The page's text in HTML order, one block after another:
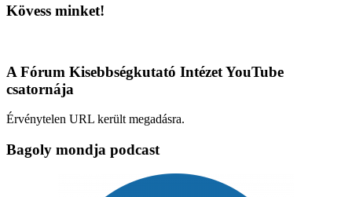
Kövess minket!
A Fórum Kisebbségkutató Intézet YouTube
csatornája
Érvénytelen URL került megadásra.
Bagoly mondja podcast